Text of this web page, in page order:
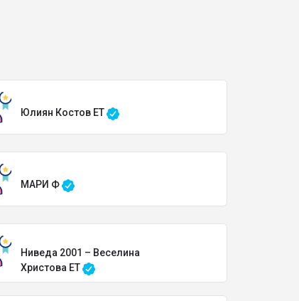
Юлиян Костов ЕТ
МАРИ Ф
Ниведа 2001 – Веселина
Христова ЕТ